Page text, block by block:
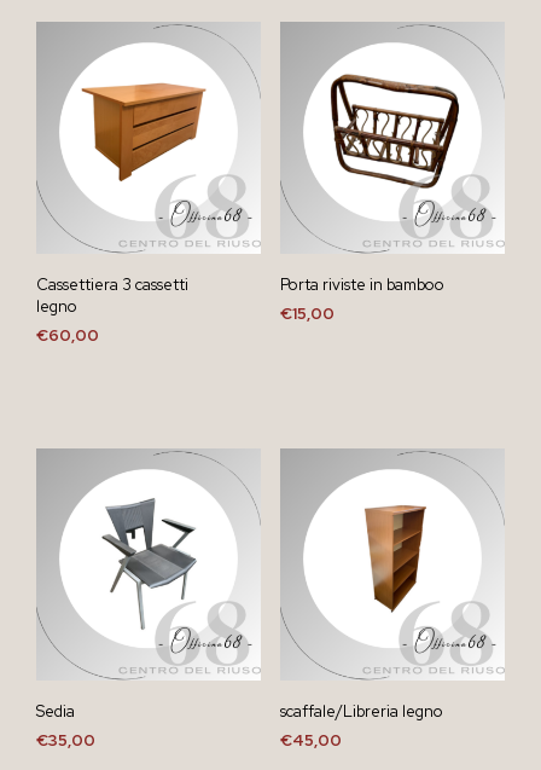
Cassettiera 3 cassetti
legno
€60,00
Porta riviste in bamboo
€15,00
Sedia
€35,00
scaffale/Libreria legno
€45,00